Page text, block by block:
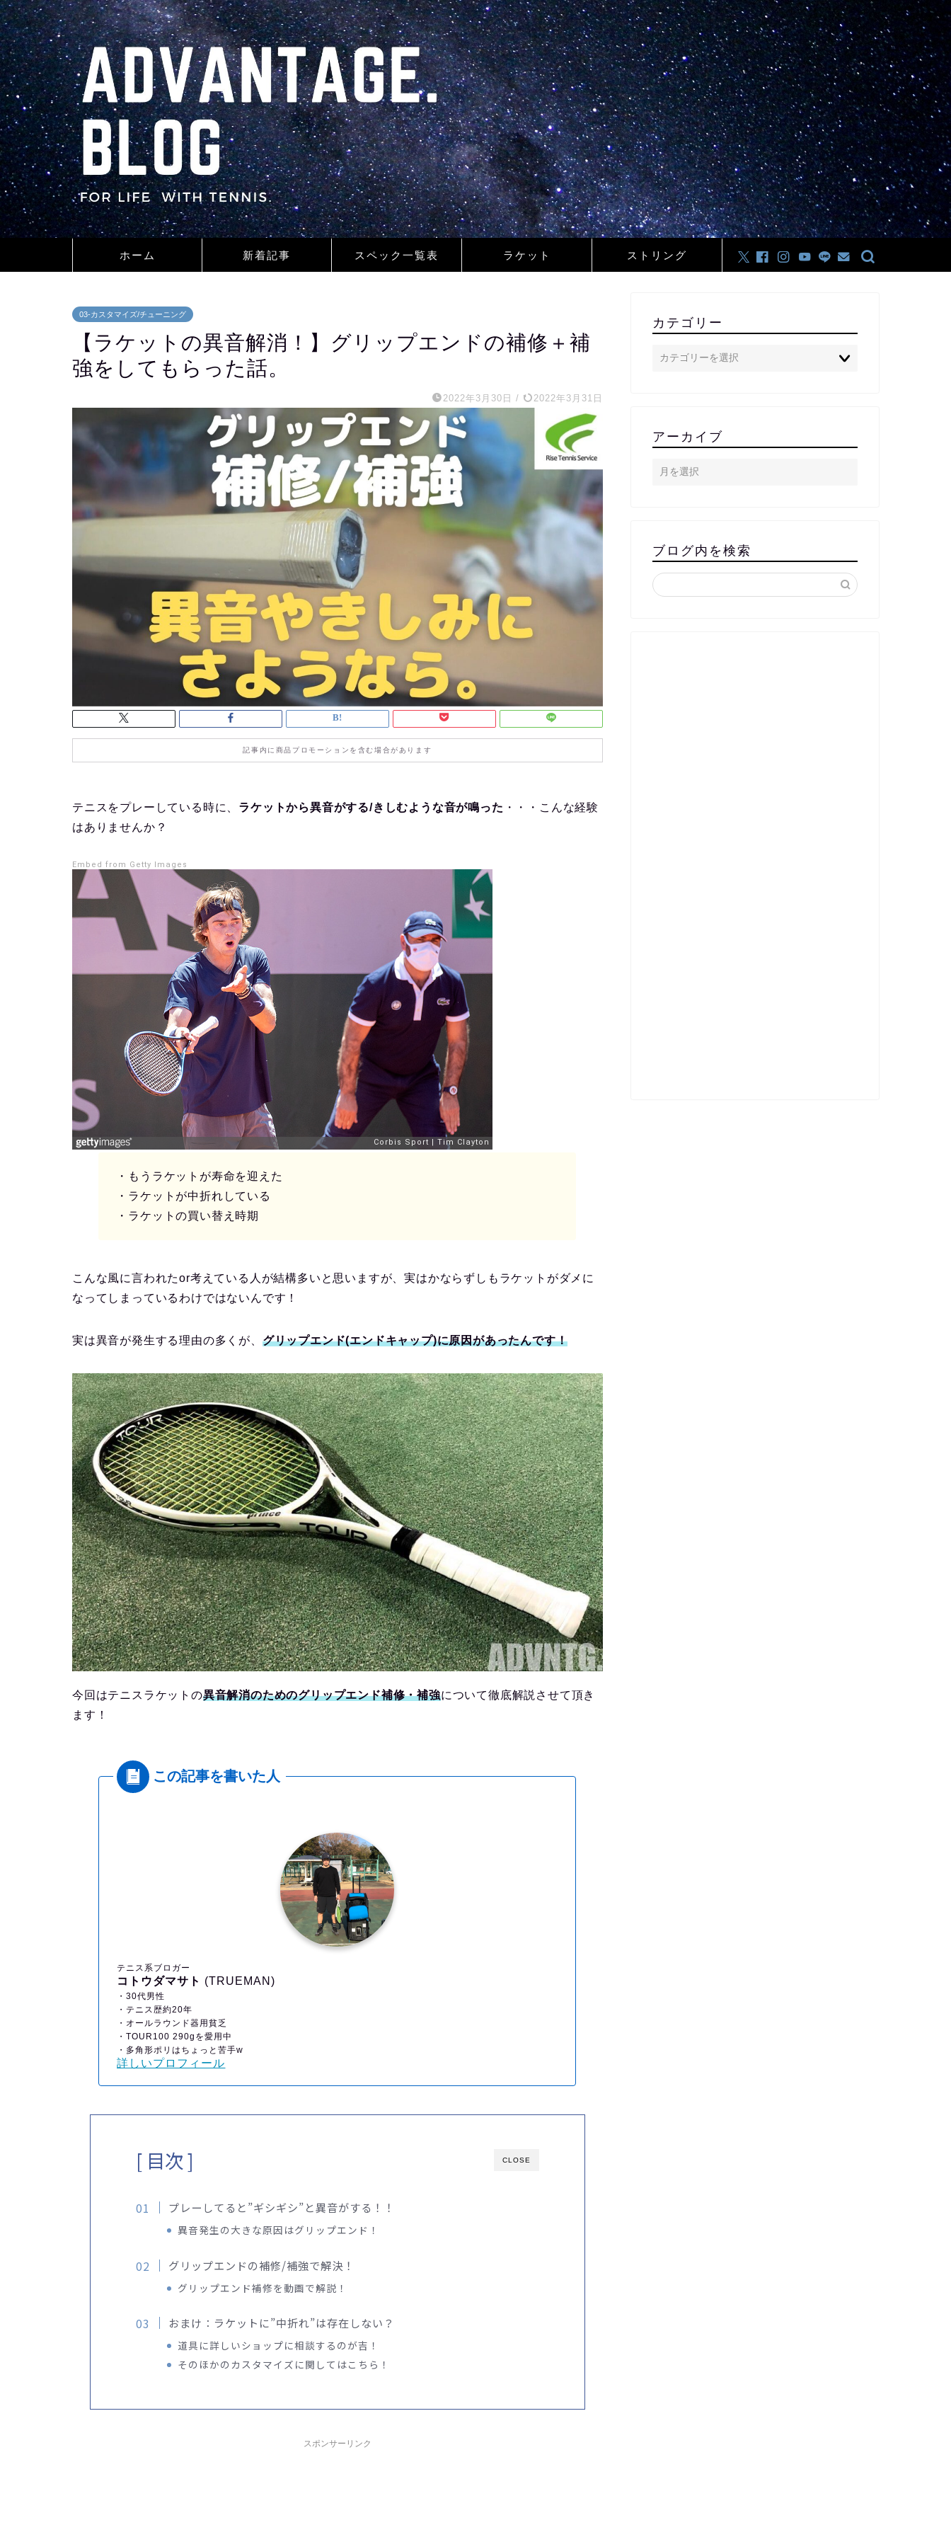
ホーム 新着記事 スペック一覧表 ラケット ストリング
03-カスタマイズ/チューニング
【ラケットの異音解消！】グリップエンドの補修＋補
強をしてもらった話。
2022年3月30日 / 2022年3月31日
記事内に商品プロモーションを含む場合があります
テニスをプレーしている時に、 ラケットから異音がする/きしむような音が鳴った ・・・こんな経験
はありませんか？
Embed from Getty Images
・もうラケットが寿命を迎えた
・ラケットが中折れしている
・ラケットの買い替え時期
こんな風に言われたor考えている人が結構多いと思いますが、実はかならずしもラケットがダメに
なってしまっているわけではないんです！
実は異音が発生する理由の多くが、 グリップエンド(エンドキャップ)に原因があったんです！
今回はテニスラケットの異音解消のためのグリップエンド補修・補強について徹底解説させて頂き
ます！
テニス系ブロガー
コトウダマサト (TRUEMAN)
・30代男性
・テニス歴約20年
・オールラウンド器用貧乏
・TOUR100 290gを愛用中
・多角形ポリはちょっと苦手w
詳しいプロフィール
CLOSE
[ 目次 ]
プレーしてると”ギシギシ”と異音がする！！
異音発生の大きな原因はグリップエンド！
グリップエンドの補修/補強で解決！
グリップエンド補修を動画で解説！
おまけ：ラケットに”中折れ”は存在しない？
道具に詳しいショップに相談するのが吉！
そのほかのカスタマイズに関してはこちら！
スポンサーリンク
カテゴリー
アーカイブ
ブログ内を検索